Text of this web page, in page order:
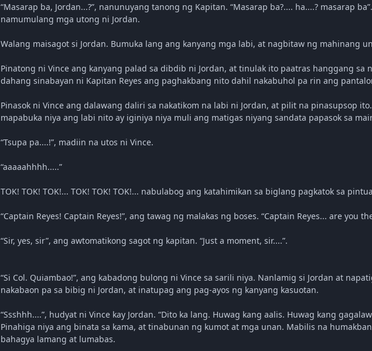
“Masarap ba, Jordan...?”, nanunuyang tanong ng Kapitan. “Masarap ba?.... ha....? masarap
namumulang mga utong ni Jordan.
Walang maisagot si Jordan. Bumuka lang ang kanyang mga labi, at nagbitaw ng mahinang
Pinatong ni Vince ang kanyang palad sa dibdib ni Jordan, at tinulak ito paatras hanggang sa
dahang sinabayan ni Kapitan Reyes ang paghakbang nito dahil nakabuhol pa rin ang
Pinasok ni Vince ang dalawang daliri sa nakatikom na labi ni Jordan, at pilit na pinasupsop
mapabuka niya ang labi nito ay iginiya niya muli ang matigas niyang sandata papasok sa
“Tsupa pa....!”, madiin na utos ni Vince.
“aaaaahhhh.....”
TOK! TOK! TOK!... TOK! TOK! TOK!... nabulabog ang katahimikan sa biglang pagkatok sa
“Captain Reyes! Captain Reyes!”, ang tawag ng malakas ng boses. “Captain Reyes... are you
“Sir, yes, sir”, ang awtomatikong sagot ng kapitan. “Just a moment, sir....”.
“Si Col. Quiambao!”, ang kabadong bulong ni Vince sa sarili niya. Nanlamig si Jordan at
nakabaon pa sa bibig ni Jordan, at inatupag ang pag-ayos ng kanyang kasuotan.
“Ssshhh....”, hudyat ni Vince kay Jordan. “Dito ka lang. Huwag kang aalis. Huwag kang
Pinahiga niya ang binata sa kama, at tinabunan ng kumot at mga unan. Mabilis na
bahagya lamang at lumabas.